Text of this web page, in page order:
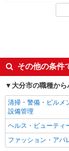
英語が活かせる
日払い
交通費支給
社員登用あり
その他の条件
大分市の職種か
清掃・警備・ビルメ
設備管理
ヘルス・ビューティ
ファッション・アパ